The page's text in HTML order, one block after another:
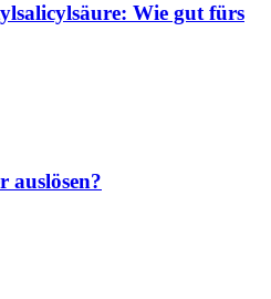
Wie gut fürs
auslösen?